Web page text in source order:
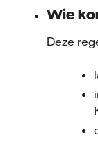
Wie
Deze